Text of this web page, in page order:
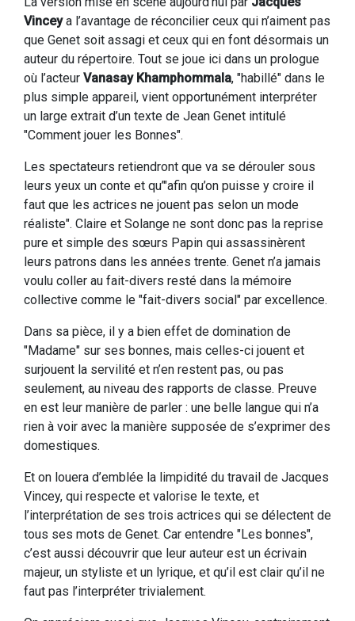
Vinceya l’avantage de réconcilier ceux qui n’aiment pas
que Genet soit assagi et ceux qui en font désormais un
auteur du répertoire. Tout se joue ici dans un prologue
où l’acteur Vanasay Khamphommala, "habillé" dans le
plus simple appareil, vient opportunément interpréter
un large extrait d’un texte de Jean Genet intitulé
"Comment jouer les Bonnes".
Les spectateurs retiendront que va se dérouler sous
leurs yeux un conte et qu’"afin qu’on puisse y croire il
faut que les actrices ne jouent pas selon un mode
réaliste". Claire et Solange ne sont donc pas la reprise
pure et simple des sœurs Papin qui assassinèrent
leurs patrons dans les années trente. Genet n’a jamais
voulu coller au fait-divers resté dans la mémoire
collective comme le "fait-divers social" par excellence.
Dans sa pièce, il y a bien effet de domination de
"Madame" sur ses bonnes, mais celles-ci jouent et
surjouent la servilité et n’en restent pas, ou pas
seulement, au niveau des rapports de classe. Preuve
en est leur manière de parler : une belle langue qui n’a
rien à voir avec la manière supposée de s’exprimer des
domestiques.
Et on louera d’emblée la limpidité du travail de Jacques
Vincey, qui respecte et valorise le texte, et
l’interprétation de ses trois actrices qui se délectent de
tous ses mots de Genet. Car entendre "Les bonnes",
c’est aussi découvrir que leur auteur est un écrivain
majeur, un styliste et un lyrique, et qu’il est clair qu’il ne
faut pas l’interpréter trivialement.